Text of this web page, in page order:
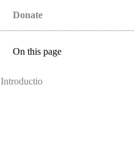
Donate
On this page
Introductio